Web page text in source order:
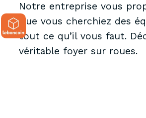
Notre entreprise vous
Que vous cherchiez des
tout ce qu’il vous faut.
véritable foyer sur roues.